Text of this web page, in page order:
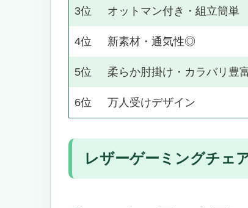
Q2. 夏場は蒸れませんか？
Q3. メンテナンスは大変？
Q4. 配信背景に映ったときの印
3位 オットマン付き・組立簡単
4位 新素材・通気性◎
5位 柔らか肘掛け・カラバリ豊
6位 万人受けデザイン
レザーゲーミングチェ